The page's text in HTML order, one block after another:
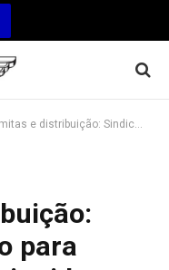
distribuição: Sindicato é centro para alimentação de atingidos
para